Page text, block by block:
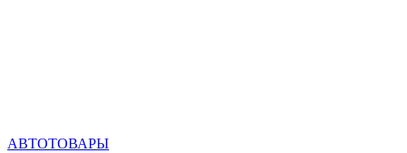
АВТОТОВАРЫ